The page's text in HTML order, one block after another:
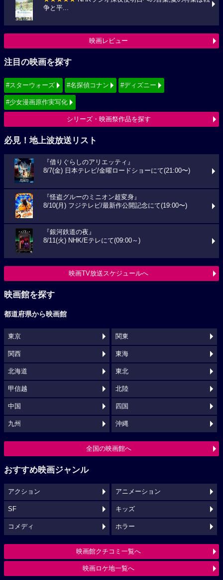
争と平...
映画レビュー
注目の映画を探す
#スターウォーズ #名探偵コナン #ディズニー
#少女漫画原作実写化
シリーズ・映画祭作品を探す
必見！地上波放送リスト
『借りぐらしのアリエッティ』
8/7(金) 日本テレビ/金曜ロードショーにて(21:00〜)
『怪盗グルーのミニオン超変身』
8/10(月) フジテレビ/最新作公開記念にて(19:00〜)
『銀河鉄道の夜』
8/11(火) NHK/Eテレにて(09:00～)
映画TV放送スケジュールへ
映画館を探す
都道府県から映画館
東京 関東
関西 東海
北海道 東北
甲信越 北陸
中国 四国
九州 沖縄
全国の映画館へ
おすすめ映画ジャンル
アクション アニメーション
SF キッズ
コメディ ホラー
映画館クチコミ一覧へ
映画ロケ地一覧へ